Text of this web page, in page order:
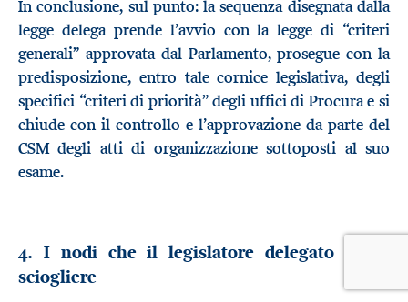
In conclusione, sul punto: la sequenza disegnata dalla
legge delega prende l’avvio con la legge di “criteri
generali” approvata dal Parlamento, prosegue con la
predisposizione, entro tale cornice legislativa, degli
specifici “criteri di priorità” degli uffici di Procura e si
chiude con il controllo e l’approvazione da parte del
CSM degli atti di organizzazione sottoposti al suo
esame.
4. I nodi che il legislatore delegato dovrà
sciogliere